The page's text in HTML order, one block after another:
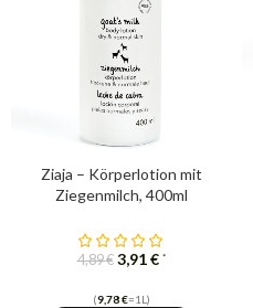
Ziaja – Körperlotion mit
Ziegenmilch, 400ml
4,89€ 3,91€ *
(9,78€=1L)